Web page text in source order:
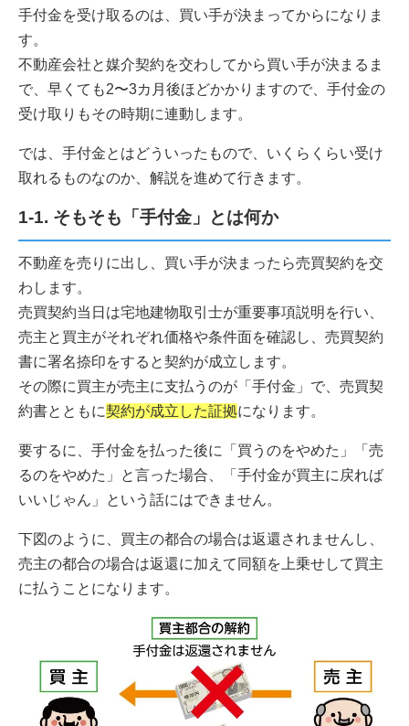
手付金を受け取るのは、買い手が決まってからになりま
す。
不動産会社と媒介契約を交わしてから買い手が決まるま
で、早くても2〜3カ月後ほどかかりますので、手付金の
受け取りもその時期に連動します。
では、手付金とはどういったもので、いくらくらい受け
取れるものなのか、解説を進めて行きます。
1-1. そもそも「手付金」とは何か
不動産を売りに出し、買い手が決まったら売買契約を交
わします。
売買契約当日は宅地建物取引士が重要事項説明を行い、
売主と買主がそれぞれ価格や条件面を確認し、売買契約
書に署名捺印をすると契約が成立します。
その際に買主が売主に支払うのが「手付金」で、売買契
約書とともに契約が成立した証拠になります。
要するに、手付金を払った後に「買うのをやめた」「売
るのをやめた」と言った場合、「手付金が買主に戻れば
いいじゃん」という話にはできません。
下図のように、買主の都合の場合は返還されませんし、
売主の都合の場合は返還に加えて同額を上乗せして買主
に払うことになります。